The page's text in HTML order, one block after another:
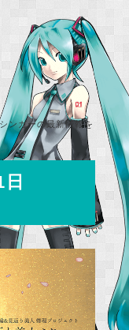
ンガーの最新情報を